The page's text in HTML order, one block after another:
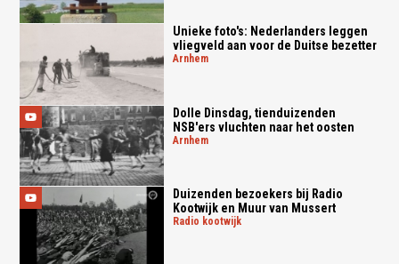
Unieke foto's: Nederlanders leggen
vliegveld aan voor de Duitse bezetter
arnhem
Dolle Dinsdag, tienduizenden
NSB'ers vluchten naar het oosten
arnhem
Duizenden bezoekers bij Radio
Kootwijk en Muur van Mussert
radio kootwijk